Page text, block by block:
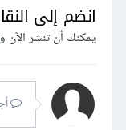
انضم إلى
يمكنك أن تنشر